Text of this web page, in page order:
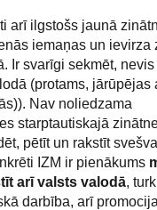
arī ilgstošs jaunā
iemaņas un ievirza
Ir svarīgi sekmēt,
(protams, jārūpējas
Nav noliedzama
starptautiskajā
pētīt un rakstīt
IZM ir pienākums
arī valsts valodā,
darbība, arī